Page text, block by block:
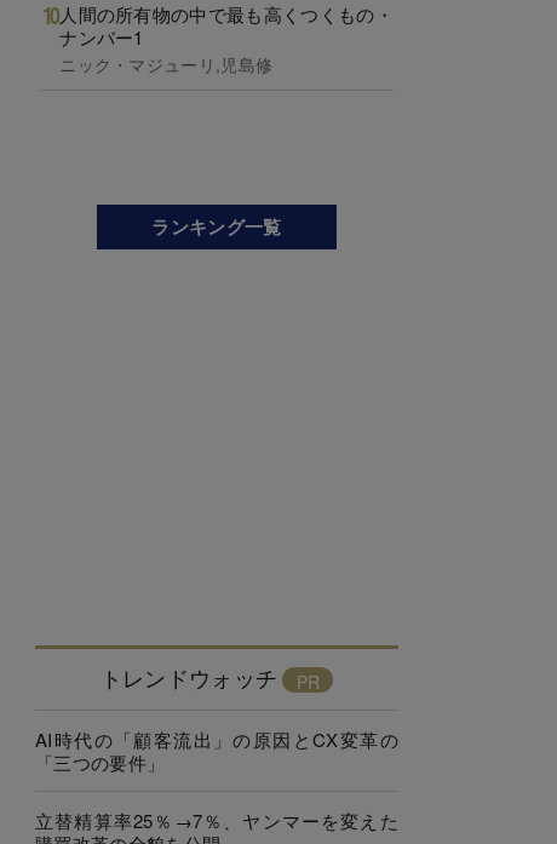
人間の所有物の中で最も高くつくもの・
ナンバー1
ニック・マジューリ,児島修
ランキング一覧
トレンドウォッチ
AI時代の「顧客流出」の原因とCX変革の
「三つの要件」
立替精算率25％→7％、ヤンマーを変えた